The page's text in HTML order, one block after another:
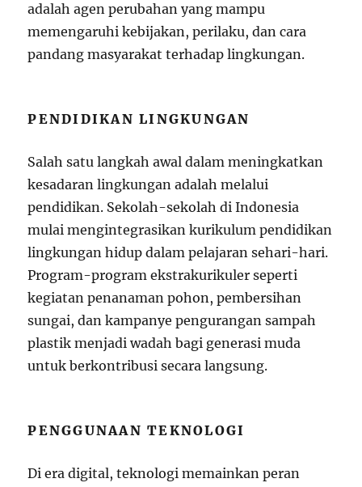
adalah agen perubahan yang mampu
memengaruhi kebijakan, perilaku, dan cara
pandang masyarakat terhadap lingkungan.
PENDIDIKAN LINGKUNGAN
Salah satu langkah awal dalam meningkatkan
kesadaran lingkungan adalah melalui
pendidikan. Sekolah-sekolah di Indonesia
mulai mengintegrasikan kurikulum pendidikan
lingkungan hidup dalam pelajaran sehari-hari.
Program-program ekstrakurikuler seperti
kegiatan penanaman pohon, pembersihan
sungai, dan kampanye pengurangan sampah
plastik menjadi wadah bagi generasi muda
untuk berkontribusi secara langsung.
PENGGUNAAN TEKNOLOGI
Di era digital, teknologi memainkan peran